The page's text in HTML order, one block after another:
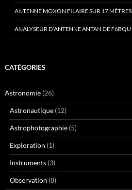
ANTENNE MOXON FILAIRE SUR 17 MÈTRES
ANALYSEUR D’ANTENNE ANTAN DE F6BQU
CATÉGORIES
Astronomie (26)
Astronautique (12)
Astrophotographie (5)
Exploration (1)
Instruments (3)
Observation (8)